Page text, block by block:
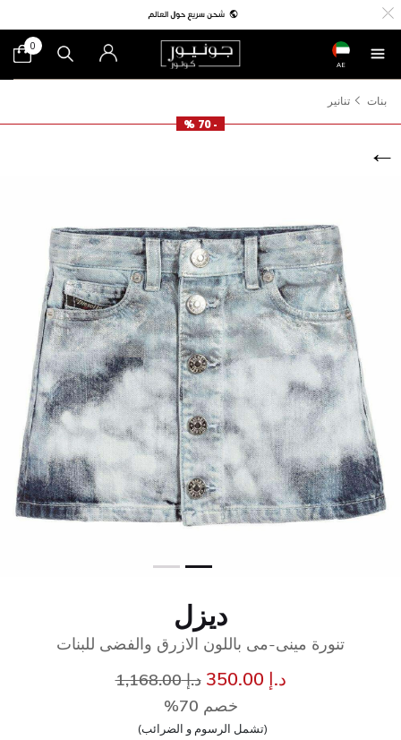
AE
0
بنات
تنانير
- 70 %
ديزل
تنورة مينى-مى باللون الازرق والفضى للبنات
د.إ 350.00 سعر مخفض مند.إ 1,168.00
خصم 70%
(تشمل الرسوم و الضرائب)